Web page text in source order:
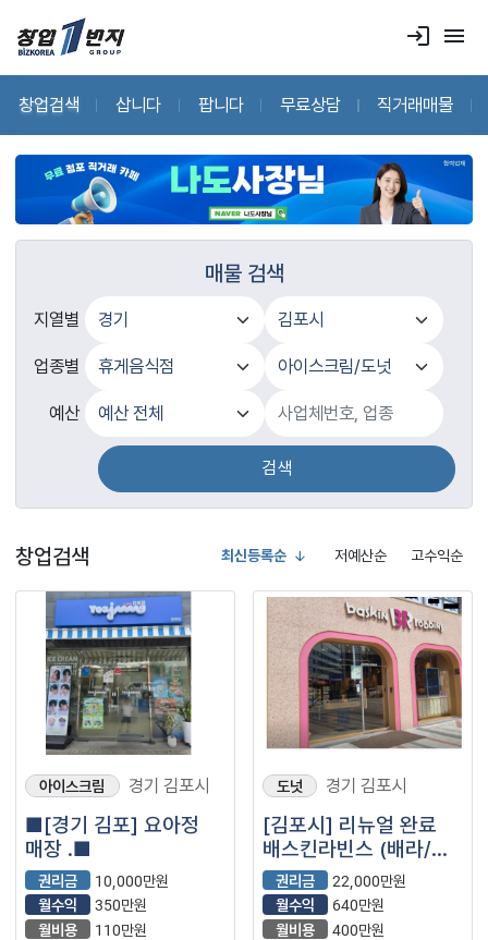
login menu
창업검색 삽니다 팝니다 무료상담 직거래매물
매물 검색
지열별
업종별
예산
검색
창업검색 최신등록순 저예산순 고수익순
아이스크림 경기 김포시
■[경기 김포] 요아정
매장 .■
권리금
10,000만원
월수익
350만원
월비용
110만원
도넛 경기 김포시
[김포시] 리뉴얼 완료
배스킨라빈스 (배라/
베라/베스킨라빈스/
아이스크림/
프랜차이즈)
권리금
22,000만원
월수익
640만원
월비용
400만원